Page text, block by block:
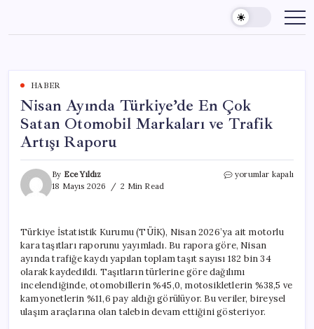
content
HABER
Nisan Ayında Türkiye’de En Çok
Satan Otomobil Markaları ve Trafik
Artışı Raporu
By Ece Yıldız
18 Mayıs 2026
2 Min Read
Nisan
Satan
Otomobil
Markaları
ve
Trafik
Artışı
Raporu
için
yorumlar kapalı
Türkiye İstatistik Kurumu (TÜİK), Nisan 2026’ya ait motorlu
kara taşıtları raporunu yayımladı. Bu rapora göre, Nisan
ayında trafiğe kaydı yapılan toplam taşıt sayısı 182 bin 34
olarak kaydedildi. Taşıtların türlerine göre dağılımı
incelendiğinde, otomobillerin %45,0, motosikletlerin %38,5 ve
kamyonetlerin %11,6 pay aldığı görülüyor. Bu veriler, bireysel
ulaşım araçlarına olan talebin devam ettiğini gösteriyor.